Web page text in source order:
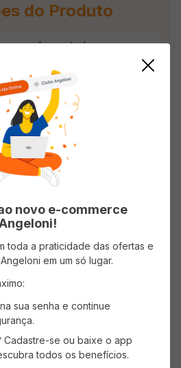
do Produto
Importado
Cabernet Sauvignon
Argentina
Tinto
uma avaliação.
Todos
novo e-commerce
toda a praticidade das ofertas e
em um só lugar.
sua senha e continue
Cadastre-se ou baixe o app
todos os benefícios.